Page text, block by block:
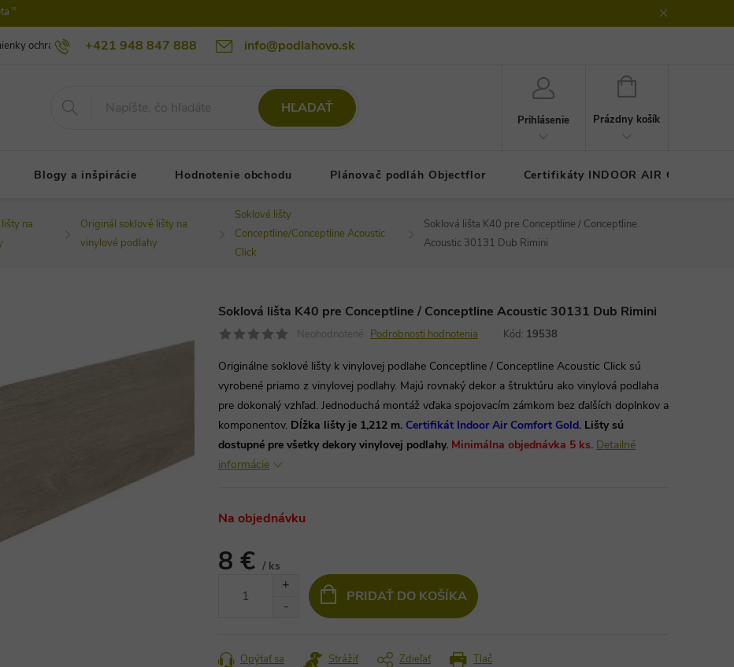
"
+421 948 847 888 info@podlahovo.sk
ochrany osobných údajov podlahovo.sk Reklamačné podmienky
HĽADAŤ
Prihlásenie
NÁKUPNÝ
Prázdny košík
Blogy a inšpirácie Hodnotenie obchodu Plánovač podláh Objectflor Certifikáty INDOOR AIR COMFORT
na
Originál soklové lišty na
vinylové podlahy
Soklové lišty
Conceptline/Conceptline Acoustic
Click
Soklová lišta K40 pre Conceptline / Conceptline
Acoustic 30131 Dub Rimini
Soklová lišta K40 pre Conceptline / Conceptline Acoustic 30131 Dub Rimini
Neohodnotené Podrobnosti hodnotenia Kód: 19538
Originálne soklové lišty k vinylovej podlahe Conceptline / Conceptline Acoustic Click sú
vyrobené priamo z vinylovej podlahy. Majú rovnaký dekor a štruktúru ako vinylová podlaha
pre dokonalý vzhľad. Jednoduchá montáž vďaka spojovacím zámkom bez ďalších doplnkov a
komponentov. Dĺžka lišty je 1,212 m. Certifikát Indoor Air Comfort Gold. Lišty sú
dostupné pre všetky dekory vinylovej podlahy. Minimálna objednávka 5 ks. Detailné
informácie
Na objednávku
8 € / ks
PRIDAŤ DO KOŠÍKA
Tlač
Opýtať sa Strážiť Zdieľať